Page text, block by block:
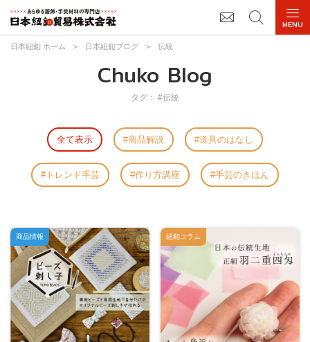
日本紐釦 ホーム > 日本紐釦ブログ > 伝統
Chuko Blog
タグ： #伝統
全て表示 商品解説 道具のはなし
トレンド手芸 作り方講座 手芸のきほん
商品情報 紐釦コラム